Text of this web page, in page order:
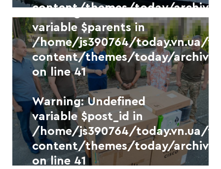
content/themes/today/
on line41
НовиниУКР.НЕТ
Офіс туризму Вінниці запрошує
на прогулянку катером по
Південному Бугу
7 СЕРПНЯ, 2026
variable $parents in
/home/js390764/today.vn.ua/
content/themes/today/
on line41
Warning: Undefined
variable $post_id in
/home/js390764/today.vn.ua/
content/themes/today/
on line 41